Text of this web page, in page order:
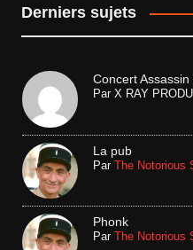
Derniers sujets
Concert
Par X RAY
La pub
Par The Notorious
Phonk
Par The Notorious